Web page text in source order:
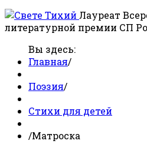
Лауреат
литературной премии СП
Вы здесь:
Главная/
Поэзия/
Стихи для детей
/Матроска